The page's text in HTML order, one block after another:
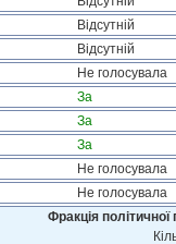
Відсутній
Відсутній
Не голосувала
За
За
За
Не голосувала
Не голосувала
Фракція